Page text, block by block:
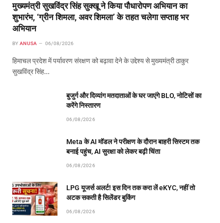
मुख्यमंत्री सुखविंद्र सिंह सुक्खू ने किया पौधारोपण अभियान का
शुभारंभ, ‘ग्रीन शिमला, अवर शिमला’ के तहत चलेगा सप्ताह भर
अभियान
BY ANUSA 06/08/2026
हिमाचल प्रदेश में पर्यावरण संरक्षण को बढ़ावा देने के उद्देश्य से मुख्यमंत्री ठाकुर
सुखविंद्र सिंह…
बुजुर्ग और दिव्यांग मतदाताओं के घर जाएंगे BLO, नोटिसों का
करेंगे निस्तारण
06/08/2026
Meta के AI मॉडल ने परीक्षण के दौरान बाहरी सिस्टम तक
बनाई पहुंच, AI सुरक्षा को लेकर बढ़ी चिंता
06/08/2026
LPG यूजर्स अलर्ट! इस दिन तक करा लें eKYC, नहीं तो
अटक सकती है सिलेंडर बुकिंग
06/08/2026